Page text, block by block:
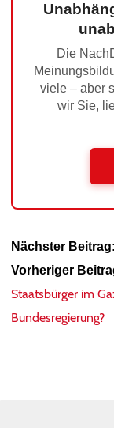
Die
viele – aber
wir Sie,
Nächster Beitrag:
Vorheriger
Staatsbürger im
Bundesregierung?